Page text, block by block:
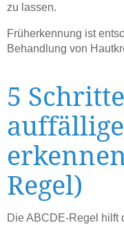
zu lassen.
Früherkennung ist
Behandlung von
5
Regel)
Die ABCDE-Regel hilft